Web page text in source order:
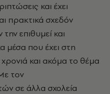
και έχει
πρακτικά σχεδόν
επιθυμεί και
μέσα που έχει στη
και ακόμα το θέμα
τον
σε άλλα σχολεία